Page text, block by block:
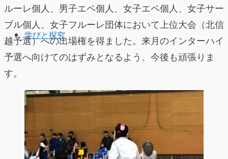
学びと探究
ルーレ個人、男子エペ個人、女子エペ個人、女子サー
ブル個人、女子フルーレ団体において上位大会（北信
越予選）への出場権を得ました。来月のインターハイ
予選へ向けてのはずみとなるよう、今後も頑張りま
す。